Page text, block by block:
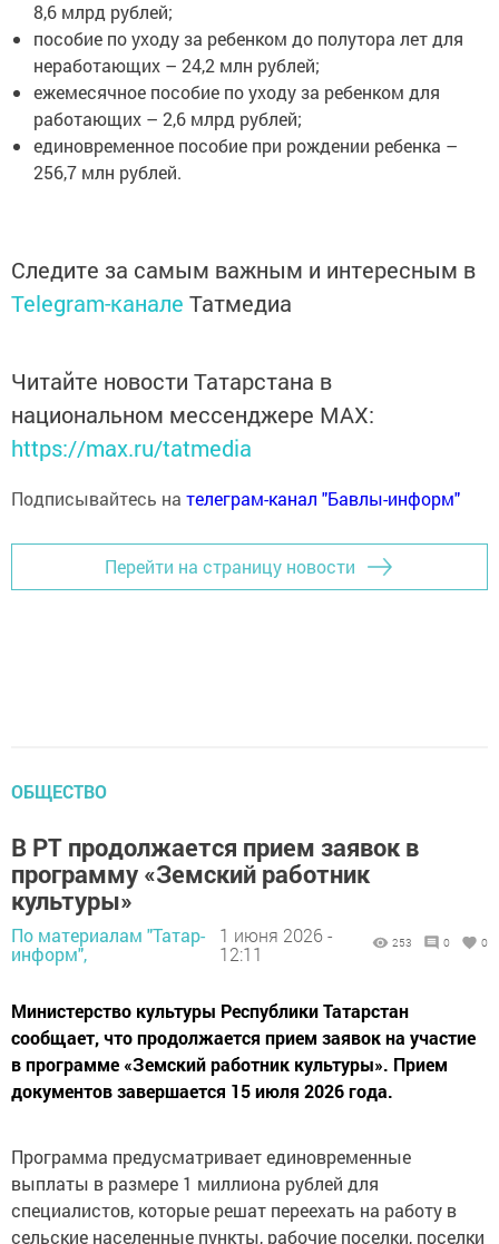
8,6 млрд рублей;
пособие по уходу за ребенком до полутора лет для
неработающих – 24,2 млн рублей;
ежемесячное пособие по уходу за ребенком для
работающих – 2,6 млрд рублей;
единовременное пособие при рождении ребенка –
256,7 млн рублей.
Следите за самым важным и интересным в
Telegram-канале Татмедиа
Читайте новости Татарстана в
национальном мессенджере MАХ:
https://max.ru/tatmedia
Подписывайтесь на телеграм-канал "Бавлы-информ"
Перейти на страницу новости
ОБЩЕСТВО
В РТ продолжается прием заявок в
программу «Земский работник
культуры»
По материалам "Татар-
информ",
1 июня 2026 -
12:11
253 0 0
Министерство культуры Республики Татарстан
сообщает, что продолжается прием заявок на участие
в программе «Земский работник культуры». Прием
документов завершается 15 июля 2026 года.
Программа предусматривает единовременные
выплаты в размере 1 миллиона рублей для
специалистов, которые решат переехать на работу в
сельские населенные пункты, рабочие поселки, поселки